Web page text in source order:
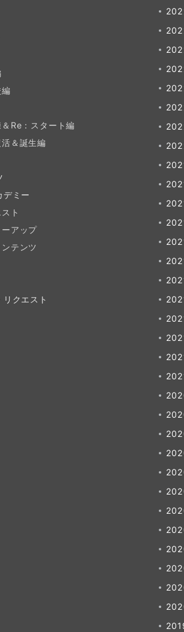
Re：スタート編
＆誕生編
デミー
ト
アップ
テンツ
クエスト